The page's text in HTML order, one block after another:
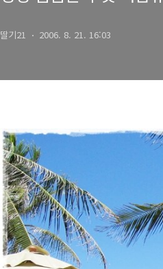
딸기21 2006. 8. 21. 16:03